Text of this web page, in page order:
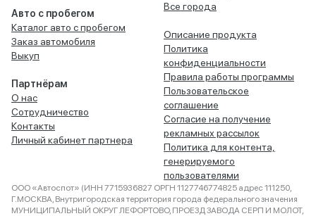
Авто с пробегом
Каталог авто с пробегом
Заказ автомобиля
Выкуп
Партнёрам
О нас
Сотрудничество
Контакты
Личный кабинет партнера
Все города
Описание продукта
Политика
конфиденциальности
Правила работы программы
Пользовательское
соглашение
Согласие на получение
рекламных рассылок
Политика для контента,
генерируемого
пользователями
ООО «Автоспот» (ИНН 7715936827 ОРГН 1127746774825 адрес 111250,
Г.МОСКВА, Внутригородская территория города федерального значения
МУНИЦИПАЛЬНЫЙ ОКРУГ ЛЕФОРТОВО, ПРОЕЗД ЗАВОДА СЕРП И МОЛОТ,